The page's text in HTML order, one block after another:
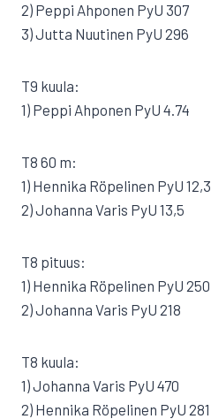
2) Peppi Ahponen PyU 307
3) Jutta Nuutinen PyU 296
T9 kuula:
1) Peppi Ahponen PyU 4.74
T8 60 m:
1) Hennika Röpelinen PyU 12,3
2) Johanna Varis PyU 13,5
T8 pituus:
1) Hennika Röpelinen PyU 250
2) Johanna Varis PyU 218
T8 kuula:
1) Johanna Varis PyU 470
2) Hennika Röpelinen PyU 281